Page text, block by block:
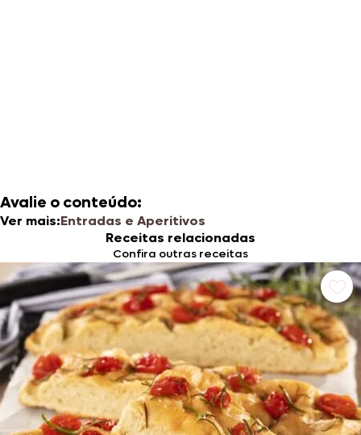
Avalie o conteúdo:
Ver mais:Entradas e Aperitivos
Receitas relacionadas
Confira outras receitas